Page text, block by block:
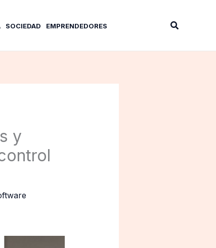
SOCIEDAD EMPRENDEDORES Buscar
y